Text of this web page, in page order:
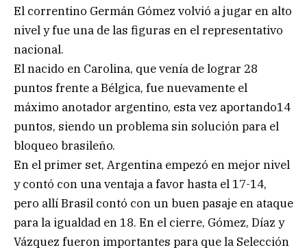
El correntino Germán Gómez volvió a jugar en alto
nivel y fue una de las figuras en el representativo
nacional.
El nacido en Carolina, que venía de lograr 28
puntos frente a Bélgica, fue nuevamente el
máximo anotador argentino, esta vez aportando14
puntos, siendo un problema sin solución para el
bloqueo brasileño.
En el primer set, Argentina empezó en mejor nivel
y contó con una ventaja a favor hasta el 17-14,
pero allí Brasil contó con un buen pasaje en ataque
para la igualdad en 18. En el cierre, Gómez, Díaz y
Vázquez fueron importantes para que la Selección